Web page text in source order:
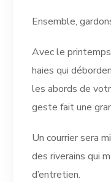
Ensemble,
Avec le
haies qui
les abords de
geste fait une
Un courrier sera
des riverains qui
d’entretien.